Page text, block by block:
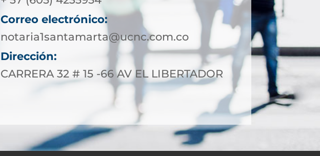
Correo electrónico:
notaria1santamarta@ucnc.com.co
Dirección:
CARRERA 32 # 15 -66 AV EL LIBERTADOR